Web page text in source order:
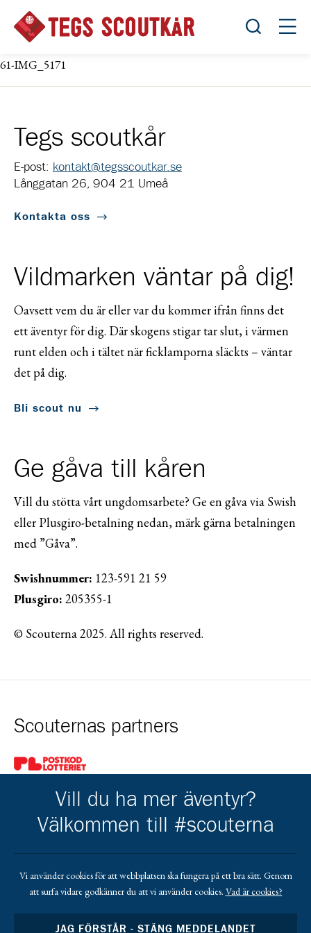
Öppna
61-IMG_5171
Tegs scoutkår
E-post: kontakt@tegsscoutkar.se
Långgatan 26, 904 21 Umeå
Kontakta oss
Vildmarken väntar på dig!
Oavsett vem du är eller var du kommer ifrån finns det
ett äventyr för dig. Där skogens stigar tar slut, i värmen
runt elden och i tältet när ficklamporna släckts – väntar
det på dig.
Bli scout nu
Ge gåva till kåren
Vill du stötta vårt ungdomsarbete? Ge en gåva via Swish
eller Plusgiro-betalning nedan, märk gärna betalningen
med ”Gåva”.
Swishnummer: 123-591 21 59
Plusgiro: 205355-1
© Scouterna 2025. All rights reserved.
Scouternas partners
Gå till pl_50
Gå till https://www.mera.se/Gå till https://www.lansforsakringar.se/
Gå till https://
Vill du ha mer äventyr?
Välkommen till #scouterna
Vi använder cookies för att webbplatsen ska fungera på ett bra sätt. Genom
att surfa vidare godkänner du att vi använder cookies. Vad är cookies?
JAG FÖRSTÅR - STÄNG MEDDELANDET